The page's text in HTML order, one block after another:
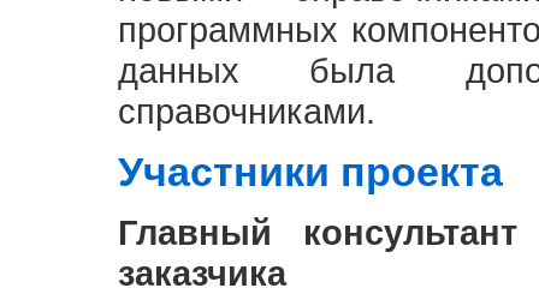
программных
данных была
справочниками.
Участники проекта
Главный
заказчика